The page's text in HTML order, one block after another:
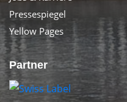
Pressespiegel
Yellow Pages
Partner